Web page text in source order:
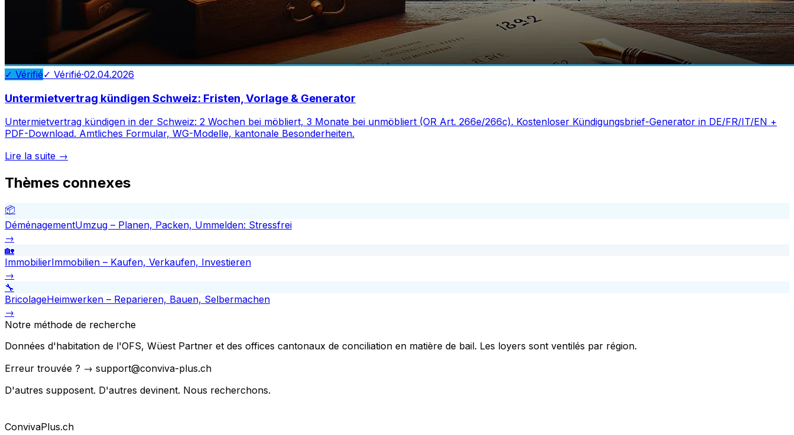
✓ Vérifié✓ Vérifié·02.04.2026
Untermietvertrag kündigen Schweiz: Fristen, Vorlage & Generator
Untermietvertrag kündigen in der Schweiz: 2 Wochen bei möbliert, 3 Monate bei unmöbliert (OR Art. 266e/266c). Kostenloser Kündigungsbrief-Generator in DE/FR/IT/EN +
PDF-Download. Amtliches Formular, WG-Modelle, kantonale Besonderheiten.
Lire la suite →
Thèmes connexes
📦
DéménagementUmzug – Planen, Packen, Ummelden: Stressfrei
→
🏡
ImmobilierImmobilien – Kaufen, Verkaufen, Investieren
→
🔧
BricolageHeimwerken – Reparieren, Bauen, Selbermachen
→
Notre méthode de recherche
Données d'habitation de l'OFS, Wüest Partner et des offices cantonaux de conciliation en matière de bail. Les loyers sont ventilés par région.
Erreur trouvée ? → support@conviva-plus.ch
D'autres supposent. D'autres devinent. Nous recherchons.
ConvivaPlus.ch